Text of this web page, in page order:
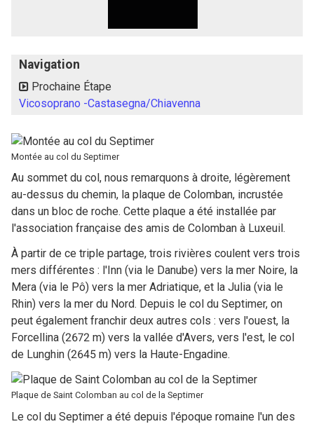
Navigation
Prochaine Étape
Vicosoprano -Castasegna/Chiavenna
Montée au col du Septimer
Au sommet du col, nous remarquons à droite, légèrement
au-dessus du chemin, la plaque de Colomban, incrustée
dans un bloc de roche. Cette plaque a été installée par
l'association française des amis de Colomban à Luxeuil.
À partir de ce triple partage, trois rivières coulent vers trois
mers différentes : l'Inn (via le Danube) vers la mer Noire, la
Mera (via le Pô) vers la mer Adriatique, et la Julia (via le
Rhin) vers la mer du Nord. Depuis le col du Septimer, on
peut également franchir deux autres cols : vers l'ouest, la
Forcellina (2672 m) vers la vallée d'Avers, vers l'est, le col
de Lunghin (2645 m) vers la Haute-Engadine.
Plaque de Saint Colomban au col de la Septimer
Le col du Septimer a été depuis l'époque romaine l'un des